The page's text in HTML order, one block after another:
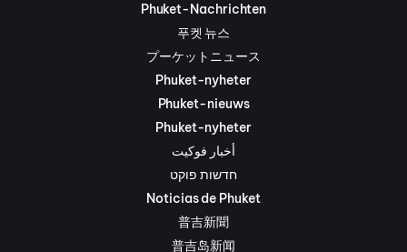
Phuket-Nachrichten
푸켓 뉴스
プーケットニュース
Phuket-nyheter
Phuket-nieuws
Phuket-nyheter
أخبار فوكيت
חדשות פוקט
Noticias de Phuket
普吉新聞
普吉岛新闻